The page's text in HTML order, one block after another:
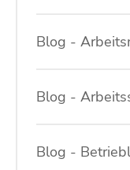
Blog -
Blog -
Blog -